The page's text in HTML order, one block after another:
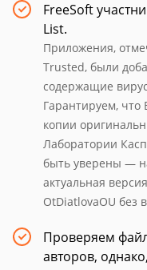
FreeSoft
List.
Приложения,
Trusted, были
содержащие
Гарантируем,
копии
Лаборатории
быть уверены —
актуальная
OtDiatlovaOU без
Проверяем
авторов,